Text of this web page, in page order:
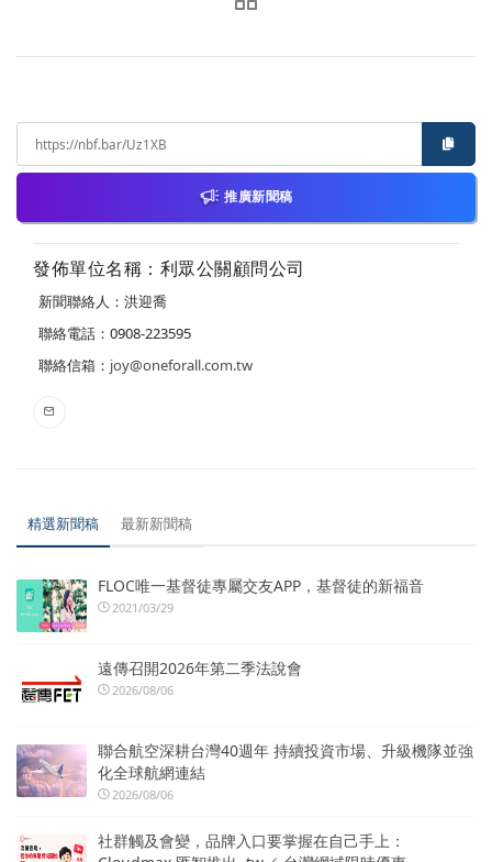
推廣新聞稿
發佈單位名稱：利眾公關顧問公司
新聞聯絡人：洪迎喬
聯絡電話：0908-223595
聯絡信箱： joy@oneforall.com.tw
精選新聞稿 最新新聞稿
FLOC唯一基督徒專屬交友APP，基督徒的新福音
2021/03/29
遠傳召開2026年第二季法說會
2026/08/06
聯合航空深耕台灣40週年 持續投資市場、升級機隊並強
化全球航網連結
2026/08/06
社群觸及會變，品牌入口要掌握在自己手上：